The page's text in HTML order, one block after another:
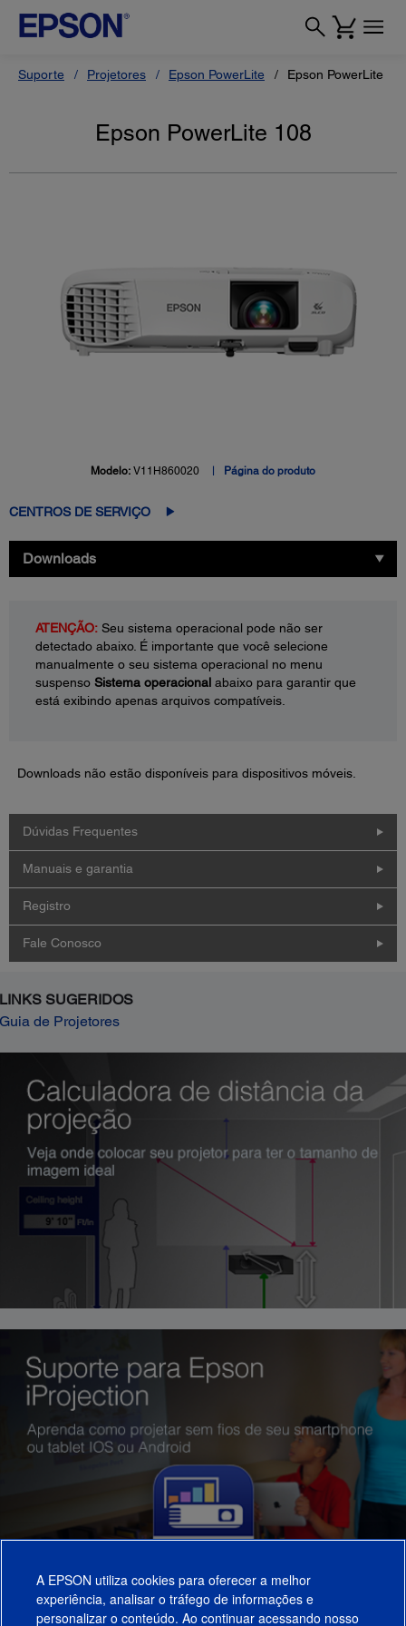
Suporte Projetores Epson PowerLite Epson PowerLite
Epson PowerLite 108
Modelo: V11H860020 Página do produto
CENTROS DE SERVIÇO
Downloads
ATENÇÃO: Seu sistema operacional pode não ser
detectado abaixo. É importante que você selecione
manualmente o seu sistema operacional no menu
suspenso Sistema operacional abaixo para garantir que
está exibindo apenas arquivos compatíveis.
Downloads não estão disponíveis para dispositivos móveis.
Dúvidas Frequentes
Manuais e garantia
Registro
Fale Conosco
LINKS SUGERIDOS
Guia de Projetores
A EPSON utiliza cookies para oferecer a melhor
experiência, analisar o tráfego de informações e
personalizar o conteúdo. Ao continuar acessando nosso